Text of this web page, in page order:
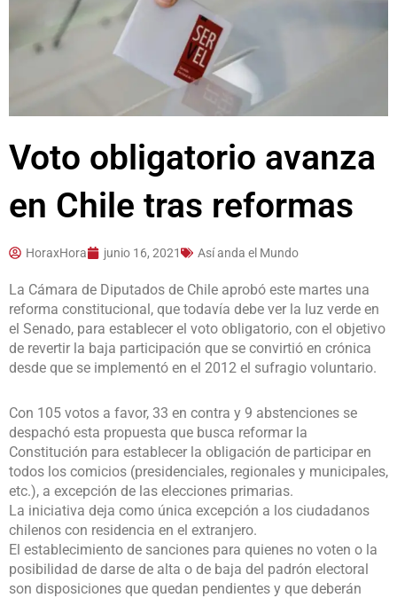
Voto obligatorio avanza
en Chile tras reformas
HoraxHora junio 16, 2021 Así anda el Mundo
La Cámara de Diputados de Chile aprobó este martes una
reforma constitucional, que todavía debe ver la luz verde en
el Senado, para establecer el voto obligatorio, con el objetivo
de revertir la baja participación que se convirtió en crónica
desde que se implementó en el 2012 el sufragio voluntario.
Con 105 votos a favor, 33 en contra y 9 abstenciones se
despachó esta propuesta que busca reformar la
Constitución para establecer la obligación de participar en
todos los comicios (presidenciales, regionales y municipales,
etc.), a excepción de las elecciones primarias.
La iniciativa deja como única excepción a los ciudadanos
chilenos con residencia en el extranjero.
El establecimiento de sanciones para quienes no voten o la
posibilidad de darse de alta o de baja del padrón electoral
son disposiciones que quedan pendientes y que deberán